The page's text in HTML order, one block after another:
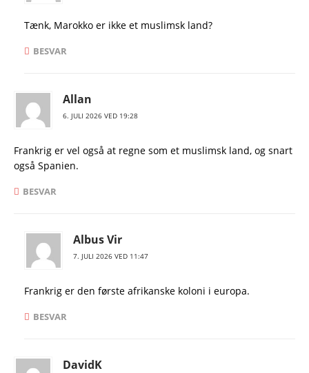
Tænk, Marokko er ikke et muslimsk land?
BESVAR
Allan
6. JULI 2026 VED 19:28
Frankrig er vel også at regne som et muslimsk land, og snart
også Spanien.
BESVAR
Albus Vir
7. JULI 2026 VED 11:47
Frankrig er den første afrikanske koloni i europa.
BESVAR
DavidK